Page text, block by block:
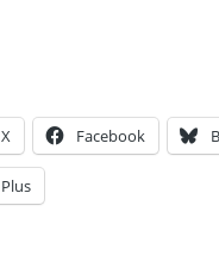
X Facebook
Plus